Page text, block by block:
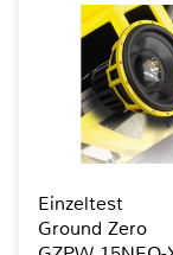
Einzeltest
Ground Zero